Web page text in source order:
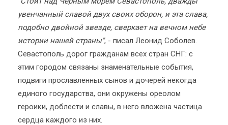
увенчанный славой двух своих оборон, и эта слава,
подобно двойной звезде, сверкает на вечном небе
истории нашей страны", - писал Леонид Соболев.
Севастополь дорог гражданам всех стран СНГ: с
этим городом связаны знаменательные события,
подвиги прославленных сынов и дочерей некогда
единого государства, они окружены ореолом
героики, доблести и славы, в него вложена частица
сердца каждого из них.